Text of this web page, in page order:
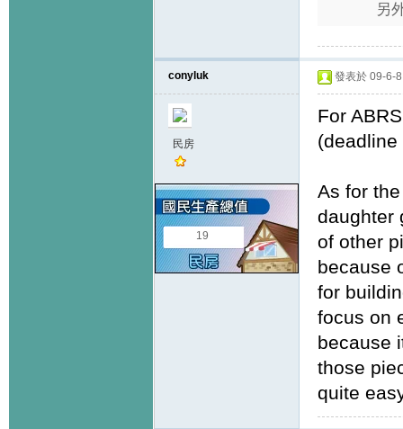
另
conyluk
民房
19
發表於 09-6-
For
(deadline
As for
daughter
of other
because
for
focus on
because
those
quite